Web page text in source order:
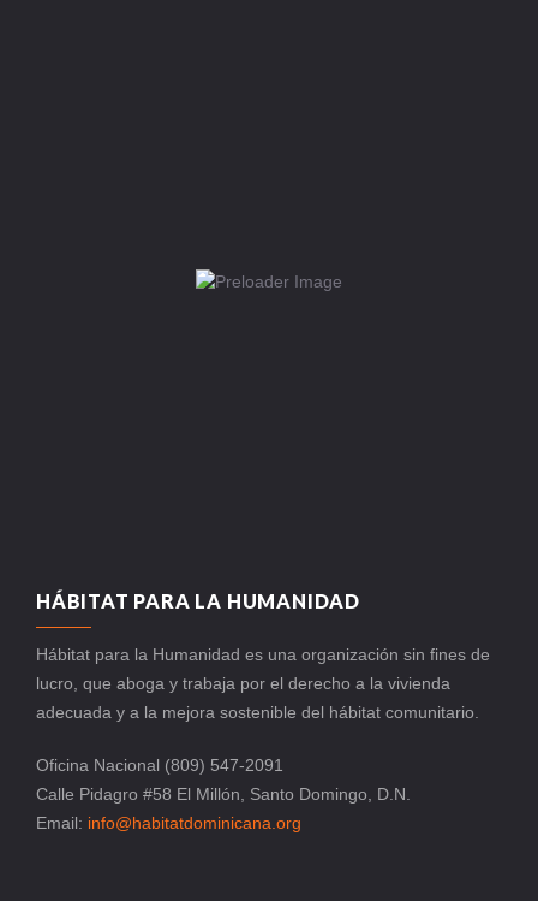
HÁBITAT PARA LA HUMANIDAD
Hábitat para la Humanidad es una organización sin fines de
lucro, que aboga y trabaja por el derecho a la vivienda
adecuada y a la mejora sostenible del hábitat comunitario.
Oficina Nacional (809) 547-2091
Calle Pidagro #58 El Millón, Santo Domingo, D.N.
Email: info@habitatdominicana.org